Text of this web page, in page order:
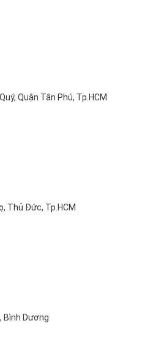
Quận Tân Phú, Tp.HCM
Thủ Đức, Tp.HCM
Bình Dương